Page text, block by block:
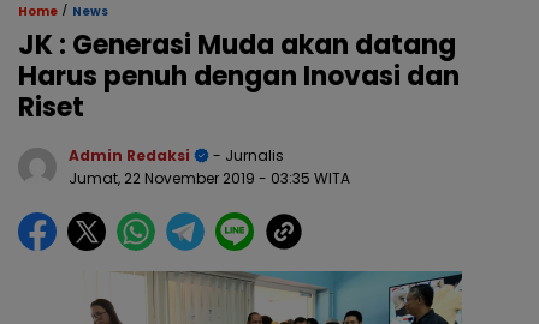
Home / News
JK : Generasi Muda akan datang
Harus penuh dengan Inovasi dan
Riset
Admin Redaksi
- Jurnalis
Jumat, 22 November 2019 - 03:35 WITA